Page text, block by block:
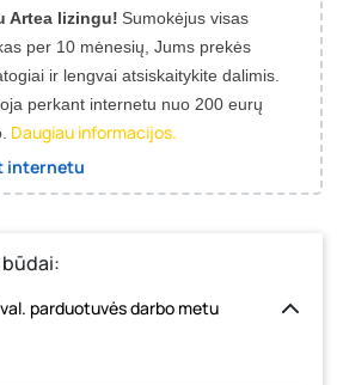
Artea lizingu! Sumokėjus visas
per 10 mėnesių, Jums prekės
ir lengvai atsiskaitykite dalimis.
perkant internetu nuo 200 eurų
Daugiau informacijos.
internetu
parduotuvės darbo metu